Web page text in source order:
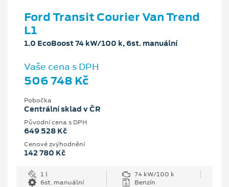
Ford Transit Courier Van Trend
L1
1.0 EcoBoost 74 kW/100 k, 6st. manuální
Vaše cena s DPH
506 748 Kč
Pobočka
Centrální sklad v ČR
Původní cena s DPH
649 528 Kč
Cenové zvýhodnění
142 780 Kč
1 l
74 kW/100 k
6st. manuální
Benzín